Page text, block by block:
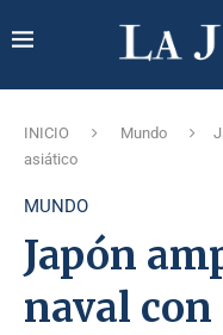
INICIO Mundo
asiático
MUNDO
Japón
naval